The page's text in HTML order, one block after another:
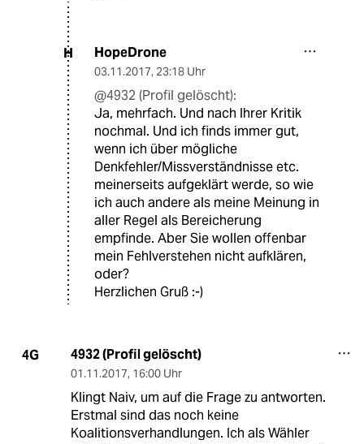
H HopeDrone
03.11.2017, 23:18 Uhr
@4932 (Profil gelöscht):
Ja, mehrfach. Und nach Ihrer Kritik
nochmal. Und ich finds immer gut,
wenn ich über mögliche
Denkfehler/Missverständnisse etc.
meinerseits aufgeklärt werde, so wie
ich auch andere als meine Meinung in
aller Regel als Bereicherung
empfinde. Aber Sie wollen offenbar
mein Fehlverstehen nicht aufklären,
oder?
Herzlichen Gruß :-)
4G 4932 (Profil gelöscht)
01.11.2017, 16:00 Uhr
Klingt Naiv, um auf die Frage zu antworten.
Erstmal sind das noch keine
Koalitionsverhandlungen. Ich als Wähler